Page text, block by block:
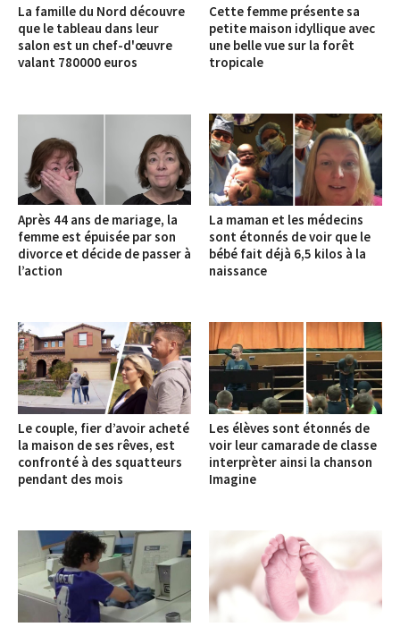
La famille du Nord découvre
que le tableau dans leur
salon est un chef-d'œuvre
valant 780000 euros
Cette femme présente sa
petite maison idyllique avec
une belle vue sur la forêt
tropicale
Après 44 ans de mariage, la
femme est épuisée par son
divorce et décide de passer à
l’action
La maman et les médecins
sont étonnés de voir que le
bébé fait déjà 6,5 kilos à la
naissance
Le couple, fier d’avoir acheté
la maison de ses rêves, est
confronté à des squatteurs
pendant des mois
Les élèves sont étonnés de
voir leur camarade de classe
interprèter ainsi la chanson
Imagine